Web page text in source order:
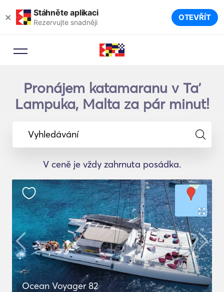
× Stáhněte aplikaci
Rezervujte snadněji OTEVŘÍT
Pronájem katamaranu v Taʼ
Lampuka, Malta za pár minut!
Vyhledávání
V ceně je vždy zahrnuta posádka.
Ocean Voyager 82